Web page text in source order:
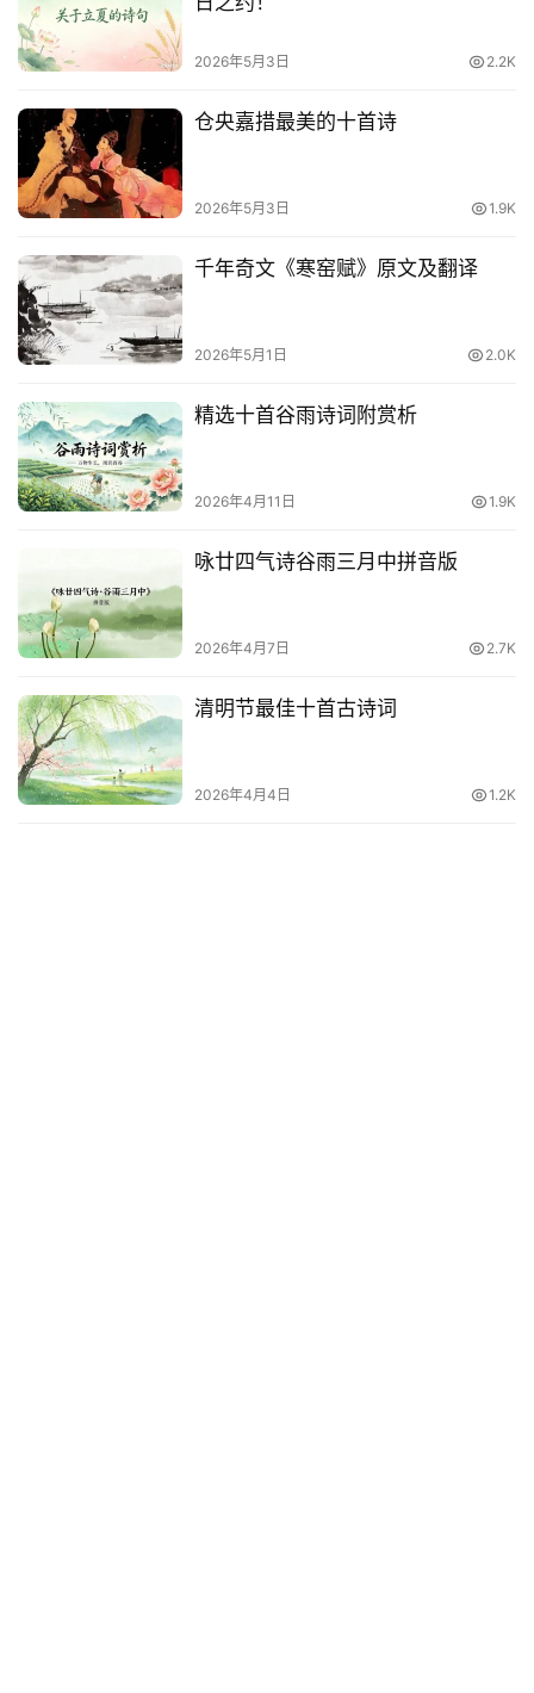
2026年5月3日 2.2K
仓央嘉措最美的十首诗
2026年5月3日 1.9K
千年奇文《寒窑赋》原文及翻译
2026年5月1日 2.0K
精选十首谷雨诗词附赏析
2026年4月11日 1.9K
咏廿四气诗谷雨三月中拼音版
2026年4月7日 2.7K
清明节最佳十首古诗词
2026年4月4日 1.2K